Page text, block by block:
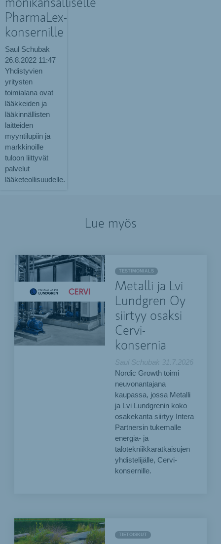
monikansalliselle
PharmaLex-
konsernille
Saul Schubak
26.8.2022 11:47
Yhdistyvien
yritysten
toimialana ovat
lääkkeiden ja
lääkinnällisten
laitteiden
myyntilupiin ja
markkinoille
tuloon liittyvät
palvelut
lääketeollisuudelle.
Lue myös
TESTIMONIALS
Metalli ja Lvi
Lundgren Oy
siirtyy osaksi
Cervi-
konsernia
Saul Schubak 31.7.2026
Nordic Growth toimi
neuvonantajana
kaupassa, jossa Metalli
ja Lvi Lundgrenin koko
osakekanta siirtyy Intera
Partnersin tukemalle
energia- ja
talotekniikkaratkaisujen
yhdistelijälle, Cervi-
konsernille.
TIETOISKUT